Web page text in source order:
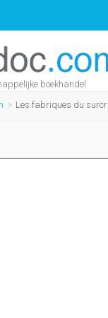
boekhandel
Les fabriques du surcroît